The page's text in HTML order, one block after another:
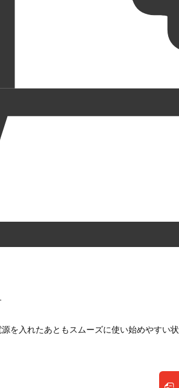
を入れたあともスムーズに使い始めやすい